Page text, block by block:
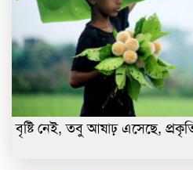
বৃষ্টি নেই, তবু আষাঢ় এসেছে,